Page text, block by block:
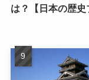
は？【日本の歴史